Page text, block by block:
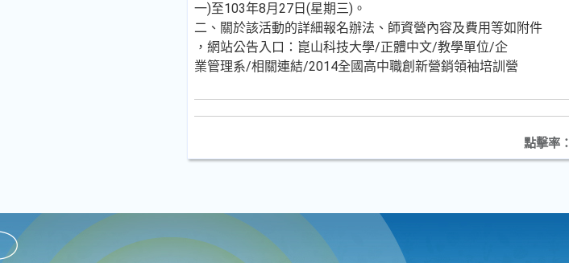
一)至103年8月27日(星期三)。
二、關於該活動的詳細報名辦法、師資營內容及費用等如附件
，網站公告入口：崑山科技大學/正體中文/教學單位/企
業管理系/相關連結/2014全國高中職創新營銷領袖培訓營
點擊率：